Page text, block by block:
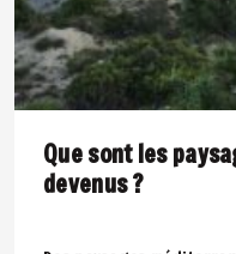
Que sont les
devenus ?